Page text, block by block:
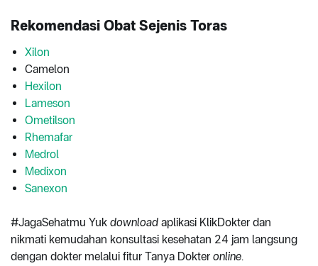
Rekomendasi Obat Sejenis Toras
Xilon
Camelon
Hexilon
Lameson
Ometilson
Rhemafar
Medrol
Medixon
Sanexon
#JagaSehatmu Yuk download aplikasi KlikDokter dan
nikmati kemudahan konsultasi kesehatan 24 jam langsung
dengan dokter melalui fitur Tanya Dokter online.